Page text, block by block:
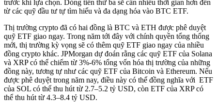
trước khi lựa chọn. Dòng tiền thứ ba sẽ cần nhiều thời gian hơn đến
từ các quỹ đầu tư tự tìm hiểu và đa dạng hóa vào BTC ETF.
Thị trường crypto đã có hai đồng là BTC và ETH được phê duyệt
quỹ ETF giao ngay. Trong năm tới đây với chính quyền tổng thống
mới, thị trường kỳ vọng sẽ có thêm quỹ ETF giao ngay của nhiều
đồng crypto khác. JPMorgan dự đoán rằng các quỹ ETF của Solana
và XRP có thể chiếm từ 3%-6% tổng vốn hóa thị trường của những
đồng này, tương tự như các quỹ ETF của Bitcoin và Ethereum. Nếu
được phê duyệt trong năm nay, điều này có thể đồng nghĩa với ETF
của SOL có thể thu hút từ 2.7–5.2 tỷ USD, còn ETF của XRP có
thể thu hút từ 4.3–8.4 tỷ USD.